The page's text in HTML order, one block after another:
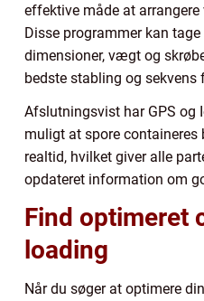
effektive måde at
Disse programmer kan
dimensioner, vægt og
bedste stabling og
Afslutningsvist har GPS og
muligt at spore
realtid, hvilket giver alle
opdateret information om
Find optimeret
loading
Når du søger at optimere